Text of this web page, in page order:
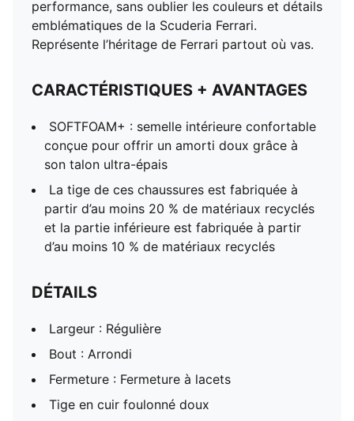
performance, sans oublier les couleurs et détails
emblématiques de la Scuderia Ferrari.
Représente l’héritage de Ferrari partout où vas.
CARACTÉRISTIQUES + AVANTAGES
SOFTFOAM+ : semelle intérieure confortable
conçue pour offrir un amorti doux grâce à
son talon ultra-épais
La tige de ces chaussures est fabriquée à
partir d’au moins 20 % de matériaux recyclés
et la partie inférieure est fabriquée à partir
d’au moins 10 % de matériaux recyclés
DÉTAILS
Largeur : Régulière
Bout : Arrondi
Fermeture : Fermeture à lacets
Tige en cuir foulonné doux